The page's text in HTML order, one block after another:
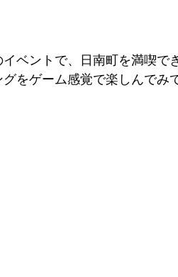
ベントで、日南町を満喫
グをゲーム感覚で楽しんでみ